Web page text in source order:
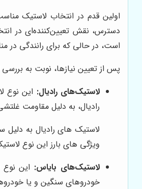
اولین قدم در انتخاب لاستیک
دسترس، نقش تعیین‌کننده‌ای در
است، در حالی که برای رانندگی در
پس از تعیین نیازها، نوبت به
لاستیک‌های رادیال: این نوع
رادیال، به دلیل مقاومت
لاستیک های رادیال به
ویژگی های بارز این نوع
لاستیک‌های بایاس: این
خودروهای سنگین و یا